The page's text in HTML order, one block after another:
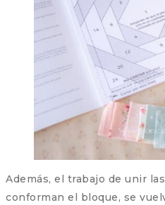
Además, el trabajo de unir
conforman el bloque, se